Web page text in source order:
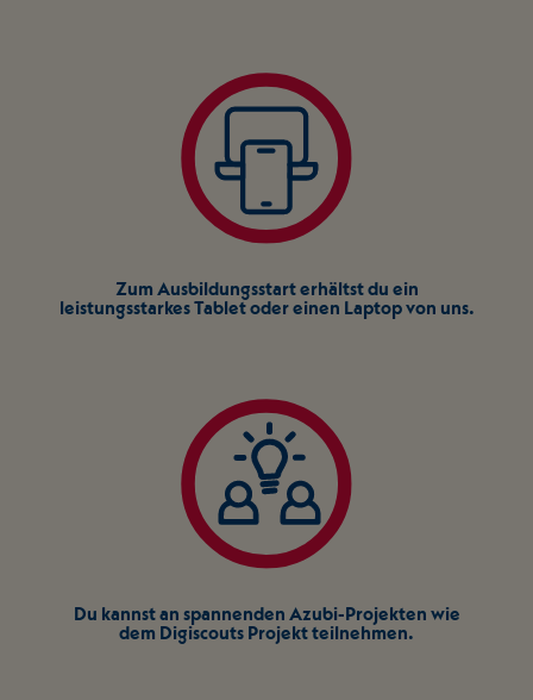
Zum Ausbildungsstart erhältst du ein
leistungsstarkes Tablet oder einen Laptop von uns.
Du kannst an spannenden Azubi-Projekten wie
dem Digiscouts Projekt teilnehmen.